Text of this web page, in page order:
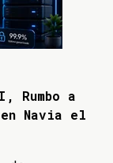
Rumbo a
Navia el